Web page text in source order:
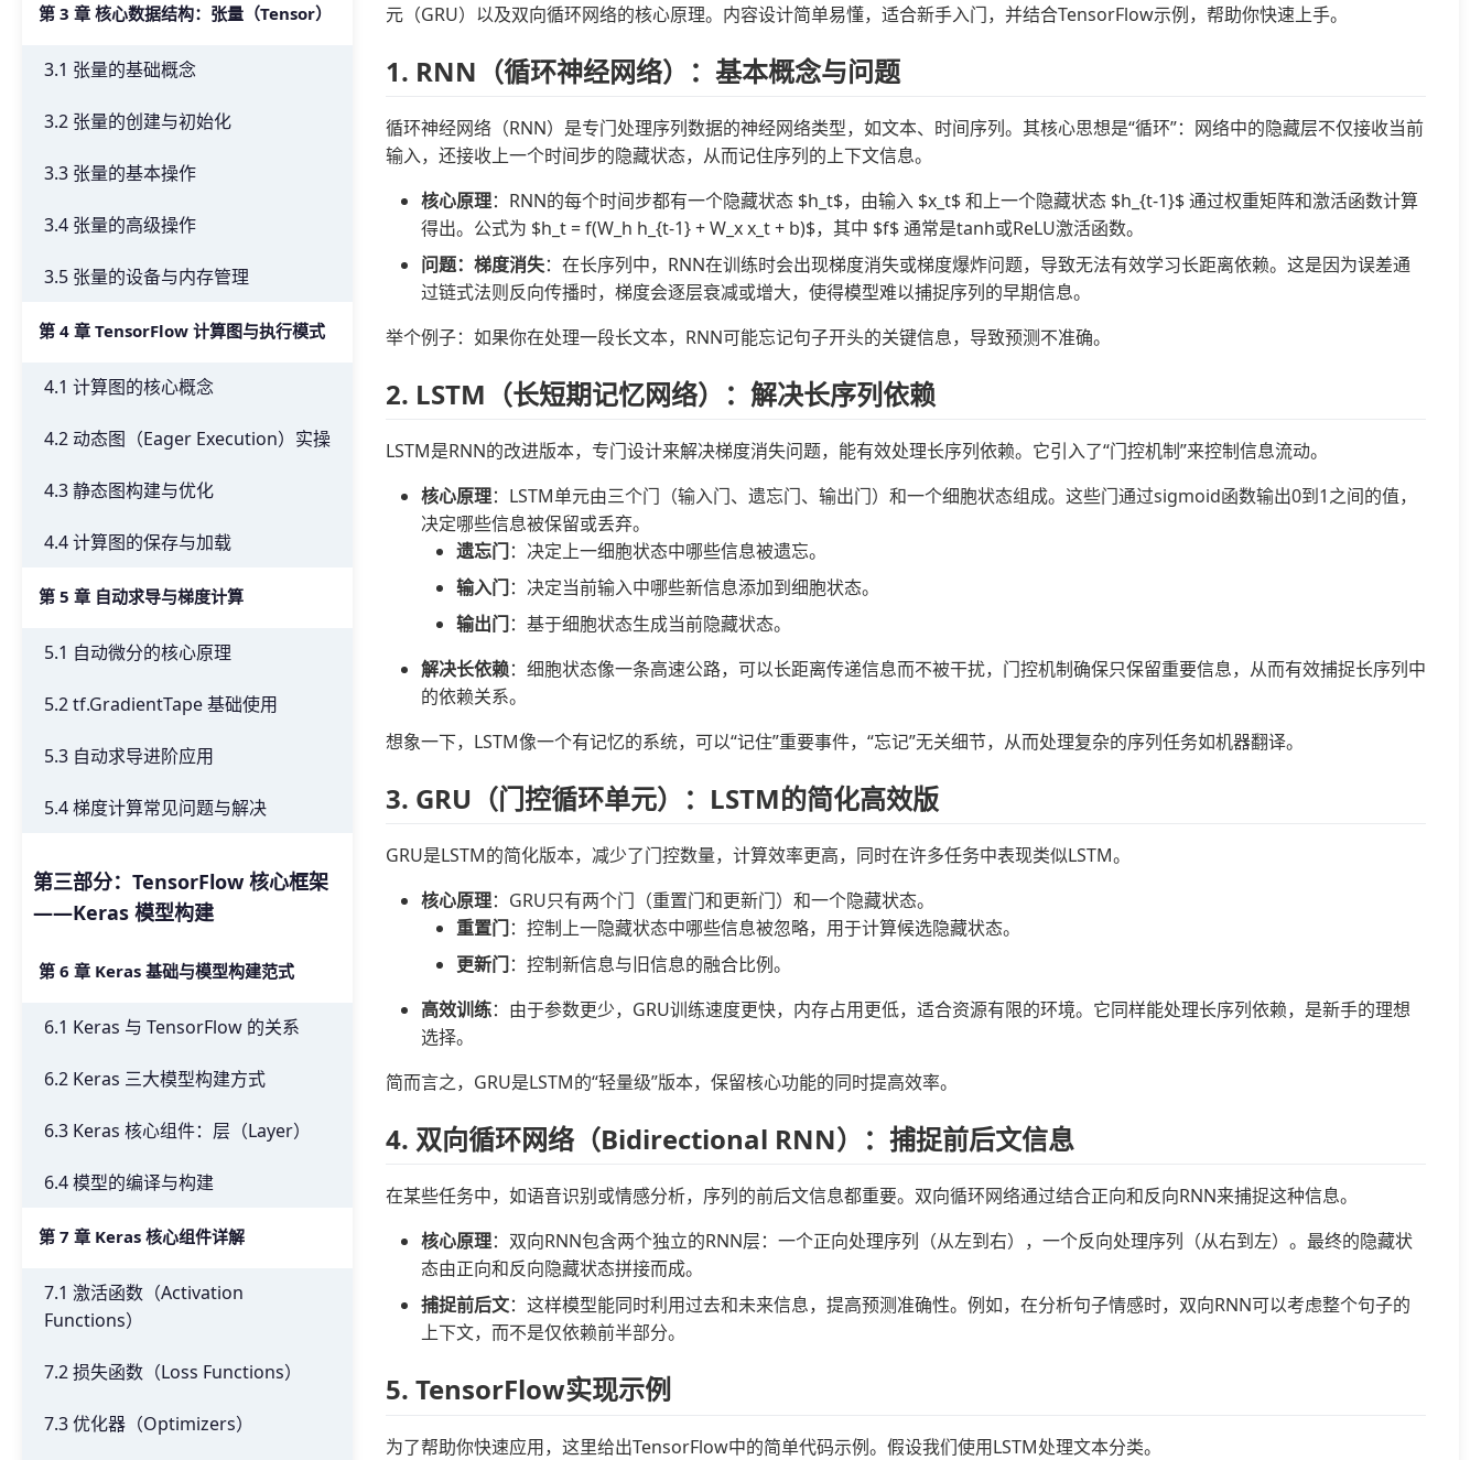
第 3 章 核心数据结构：张量（Tensor）
3.1 张量的基础概念
3.2 张量的创建与初始化
3.3 张量的基本操作
3.4 张量的高级操作
3.5 张量的设备与内存管理
第 4 章 TensorFlow 计算图与执行模式
4.1 计算图的核心概念
4.2 动态图（Eager Execution）实操
4.3 静态图构建与优化
4.4 计算图的保存与加载
第 5 章 自动求导与梯度计算
5.1 自动微分的核心原理
5.2 tf.GradientTape 基础使用
5.3 自动求导进阶应用
5.4 梯度计算常见问题与解决
第三部分：TensorFlow 核心框架
——Keras 模型构建
第 6 章 Keras 基础与模型构建范式
6.1 Keras 与 TensorFlow 的关系
6.2 Keras 三大模型构建方式
6.3 Keras 核心组件：层（Layer）
6.4 模型的编译与构建
第 7 章 Keras 核心组件详解
7.1 激活函数（Activation
Functions）
7.2 损失函数（Loss Functions）
7.3 优化器（Optimizers）
元（GRU）以及双向循环网络的核心原理。内容设计简单易懂，适合新手入门，并结合TensorFlow示例，帮助你快速上手。
1. RNN（循环神经网络）：基本概念与问题
循环神经网络（RNN）是专门处理序列数据的神经网络类型，如文本、时间序列。其核心思想是“循环”：网络中的隐藏层不仅接收当前
输入，还接收上一个时间步的隐藏状态，从而记住序列的上下文信息。
核心原理：RNN的每个时间步都有一个隐藏状态 $h_t$，由输入 $x_t$ 和上一个隐藏状态 $h_{t-1}$ 通过权重矩阵和激活函数计算
得出。公式为 $h_t = f(W_h h_{t-1} + W_x x_t + b)$，其中 $f$ 通常是tanh或ReLU激活函数。
问题：梯度消失：在长序列中，RNN在训练时会出现梯度消失或梯度爆炸问题，导致无法有效学习长距离依赖。这是因为误差通
过链式法则反向传播时，梯度会逐层衰减或增大，使得模型难以捕捉序列的早期信息。
举个例子：如果你在处理一段长文本，RNN可能忘记句子开头的关键信息，导致预测不准确。
2. LSTM（长短期记忆网络）：解决长序列依赖
LSTM是RNN的改进版本，专门设计来解决梯度消失问题，能有效处理长序列依赖。它引入了“门控机制”来控制信息流动。
核心原理：LSTM单元由三个门（输入门、遗忘门、输出门）和一个细胞状态组成。这些门通过sigmoid函数输出0到1之间的值，
决定哪些信息被保留或丢弃。
遗忘门：决定上一细胞状态中哪些信息被遗忘。
输入门：决定当前输入中哪些新信息添加到细胞状态。
输出门：基于细胞状态生成当前隐藏状态。
解决长依赖：细胞状态像一条高速公路，可以长距离传递信息而不被干扰，门控机制确保只保留重要信息，从而有效捕捉长序列中
的依赖关系。
想象一下，LSTM像一个有记忆的系统，可以“记住”重要事件，“忘记”无关细节，从而处理复杂的序列任务如机器翻译。
3. GRU（门控循环单元）：LSTM的简化高效版
GRU是LSTM的简化版本，减少了门控数量，计算效率更高，同时在许多任务中表现类似LSTM。
核心原理：GRU只有两个门（重置门和更新门）和一个隐藏状态。
重置门：控制上一隐藏状态中哪些信息被忽略，用于计算候选隐藏状态。
更新门：控制新信息与旧信息的融合比例。
高效训练：由于参数更少，GRU训练速度更快，内存占用更低，适合资源有限的环境。它同样能处理长序列依赖，是新手的理想
选择。
简而言之，GRU是LSTM的“轻量级”版本，保留核心功能的同时提高效率。
4. 双向循环网络（Bidirectional RNN）：捕捉前后文信息
在某些任务中，如语音识别或情感分析，序列的前后文信息都重要。双向循环网络通过结合正向和反向RNN来捕捉这种信息。
核心原理：双向RNN包含两个独立的RNN层：一个正向处理序列（从左到右），一个反向处理序列（从右到左）。最终的隐藏状
态由正向和反向隐藏状态拼接而成。
捕捉前后文：这样模型能同时利用过去和未来信息，提高预测准确性。例如，在分析句子情感时，双向RNN可以考虑整个句子的
上下文，而不是仅依赖前半部分。
5. TensorFlow实现示例
为了帮助你快速应用，这里给出TensorFlow中的简单代码示例。假设我们使用LSTM处理文本分类。